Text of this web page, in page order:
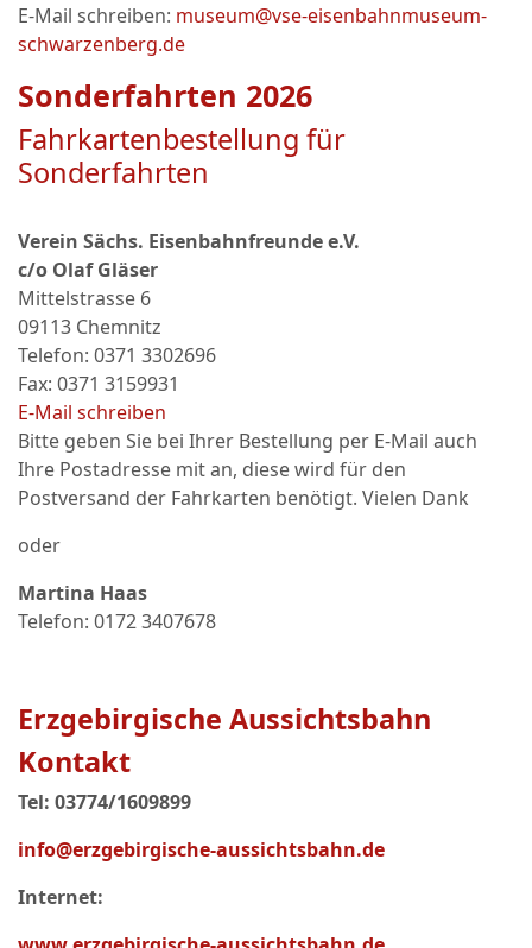
E-Mail schreiben: museum@vse-eisenbahnmuseum-
schwarzenberg.de
Sonderfahrten 2026
Fahrkartenbestellung für
Sonderfahrten
Verein Sächs. Eisenbahnfreunde e.V.
c/o Olaf Gläser
Mittelstrasse 6
09113 Chemnitz
Telefon: 0371 3302696
Fax: 0371 3159931
E-Mail schreiben
Bitte geben Sie bei Ihrer Bestellung per E-Mail auch
Ihre Postadresse mit an, diese wird für den
Postversand der Fahrkarten benötigt. Vielen Dank
oder
Martina Haas
Telefon: 0172 3407678
Erzgebirgische Aussichtsbahn
Kontakt
Tel: 03774/1609899
info@erzgebirgische-aussichtsbahn.de
Internet: